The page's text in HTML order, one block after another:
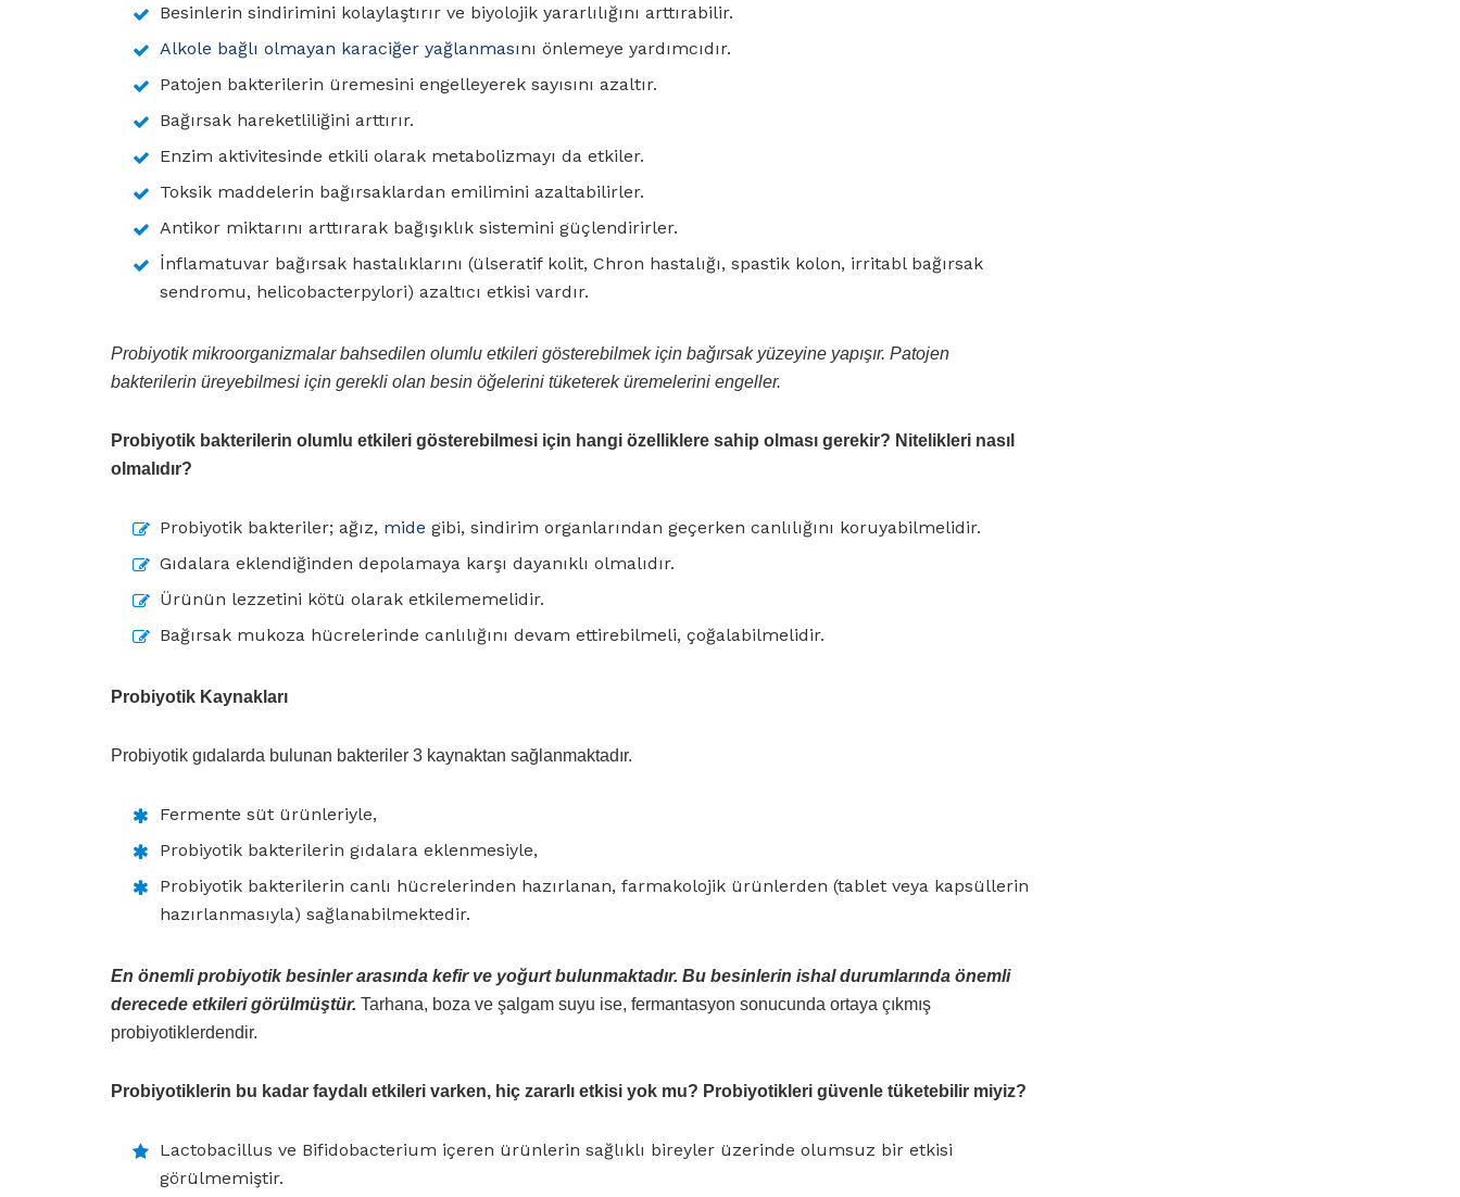
Besinlerin sindirimini kolaylaştırır ve biyolojik yararlılığını arttırabilir.
Alkole bağlı olmayan karaciğer yağlanmasını önlemeye yardımcıdır.
Patojen bakterilerin üremesini engelleyerek sayısını azaltır.
Bağırsak hareketliliğini arttırır.
Enzim aktivitesinde etkili olarak metabolizmayı da etkiler.
Toksik maddelerin bağırsaklardan emilimini azaltabilirler.
Antikor miktarını arttırarak bağışıklık sistemini güçlendirirler.
İnflamatuvar bağırsak hastalıklarını (ülseratif kolit, Chron hastalığı, spastik kolon, irritabl bağırsak
sendromu, helicobacterpylori) azaltıcı etkisi vardır.
Probiyotik mikroorganizmalar bahsedilen olumlu etkileri gösterebilmek için bağırsak yüzeyine yapışır. Patojen
bakterilerin üreyebilmesi için gerekli olan besin öğelerini tüketerek üremelerini engeller.
Probiyotik bakterilerin olumlu etkileri gösterebilmesi için hangi özelliklere sahip olması gerekir? Nitelikleri nasıl
olmalıdır?
Probiyotik bakteriler; ağız, mide gibi, sindirim organlarından geçerken canlılığını koruyabilmelidir.
Gıdalara eklendiğinden depolamaya karşı dayanıklı olmalıdır.
Ürünün lezzetini kötü olarak etkilememelidir.
Bağırsak mukoza hücrelerinde canlılığını devam ettirebilmeli, çoğalabilmelidir.
Probiyotik Kaynakları
Probiyotik gıdalarda bulunan bakteriler 3 kaynaktan sağlanmaktadır.
Fermente süt ürünleriyle,
Probiyotik bakterilerin gıdalara eklenmesiyle,
Probiyotik bakterilerin canlı hücrelerinden hazırlanan, farmakolojik ürünlerden (tablet veya kapsüllerin
hazırlanmasıyla) sağlanabilmektedir.
En önemli probiyotik besinler arasında kefir ve yoğurt bulunmaktadır. Bu besinlerin ishal durumlarında önemli
derecede etkileri görülmüştür. Tarhana, boza ve şalgam suyu ise, fermantasyon sonucunda ortaya çıkmış
probiyotiklerdendir.
Probiyotiklerin bu kadar faydalı etkileri varken, hiç zararlı etkisi yok mu? Probiyotikleri güvenle tüketebilir miyiz?
Lactobacillus ve Bifidobacterium içeren ürünlerin sağlıklı bireyler üzerinde olumsuz bir etkisi
görülmemiştir.